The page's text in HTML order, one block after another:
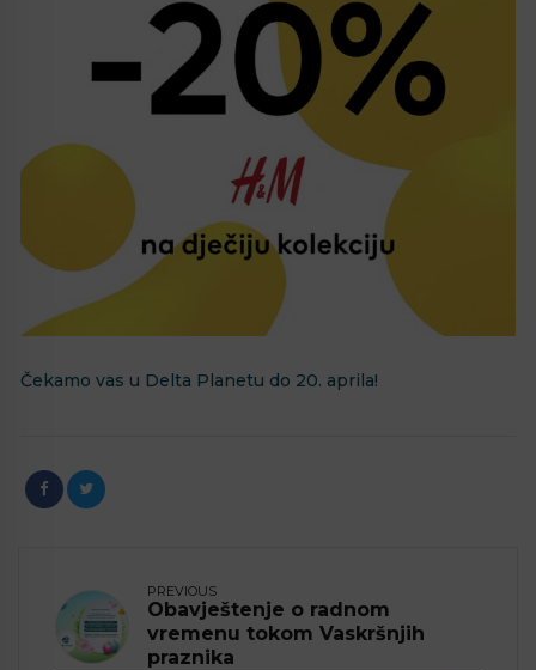
Čekamo vas u Delta Planetu do 20. aprila!
PREVIOUS
Obavještenje o radnom
vremenu tokom Vaskršnjih
praznika